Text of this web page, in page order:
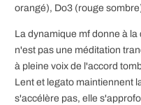
orangé), Do3 (rouge
La dynamique mf donne à
n'est pas une méditation
à pleine voix de l'accord
Lent et legato maintiennent
s'accélère pas, elle